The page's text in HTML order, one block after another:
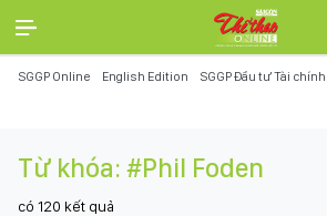
SGGP Online English Edition SGGP Đầu tư Tài chính
Từ khóa: #Phil Foden
có 120 kết quả